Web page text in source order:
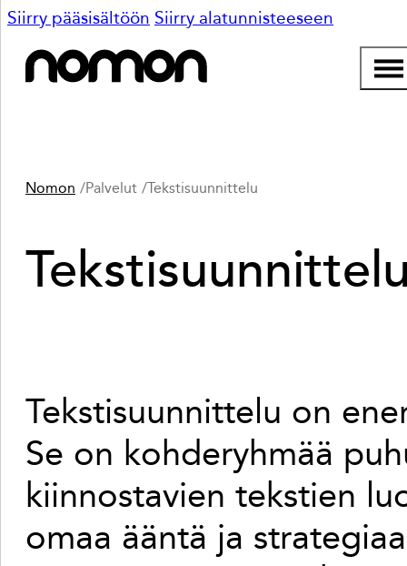
Siirry pääsisältöön Siirry alatunnisteeseen
Nomon Palvelut Tekstisuunnittelu
Tekstisuunnittelu on
Se on kohderyhmää
kiinnostavien tekstien
omaa ääntä ja